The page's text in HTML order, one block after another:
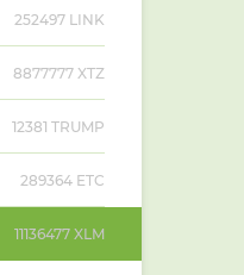
252497 LINK
8877777 XTZ
12381 TRUMP
289364 ETC
11136477 XLM